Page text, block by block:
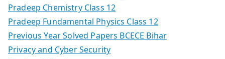
Pradeep Chemistry Class 12
Pradeep Fundamental Physics Class 12
Previous Year Solved Papers BCECE Bihar
Privacy and Cyber Security